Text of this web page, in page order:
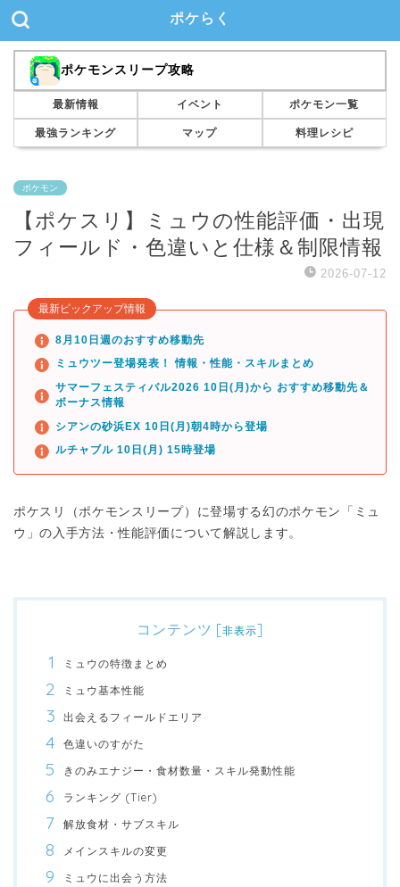
ポケらく
ポケモンスリープ攻略
最新情報 イベント ポケモン一覧
最強ランキング マップ 料理レシピ
ポケモン
【ポケスリ】ミュウの性能評価・出現
フィールド・色違いと仕様＆制限情報
2026-07-12
最新ピックアップ情報
8月10日週のおすすめ移動先
ミュウツー登場発表！ 情報・性能・スキルまとめ
サマーフェスティバル2026 10日(月)から おすすめ移動先＆
ボーナス情報
シアンの砂浜EX 10日(月)朝4時から登場
ルチャブル 10日(月) 15時登場
ポケスリ（ポケモンスリープ）に登場する幻のポケモン「ミュ
ウ」の入手方法・性能評価について解説します。
コンテンツ [非表示]
ミュウの特徴まとめ
ミュウ基本性能
出会えるフィールドエリア
色違いのすがた
きのみエナジー・食材数量・スキル発動性能
ランキング (Tier)
解放食材・サブスキル
メインスキルの変更
ミュウに出会う方法